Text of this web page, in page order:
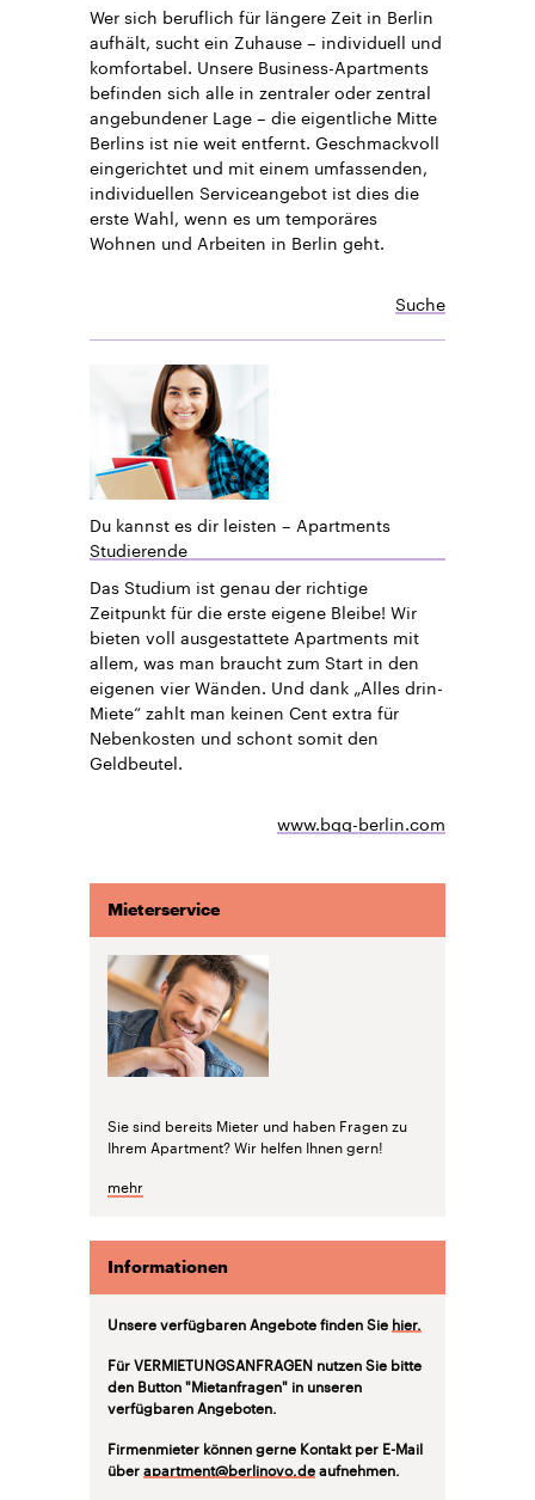
Wer sich beruflich für längere Zeit in Berlin
aufhält, sucht ein Zuhause – individuell und
komfortabel. Unsere Business-Apartments
befinden sich alle in zentraler oder zentral
angebundener Lage – die eigentliche Mitte
Berlins ist nie weit entfernt. Geschmackvoll
eingerichtet und mit einem umfassenden,
individuellen Serviceangebot ist dies die
erste Wahl, wenn es um temporäres
Wohnen und Arbeiten in Berlin geht.
Suche
Du kannst es dir leisten – Apartments
Studierende
Das Studium ist genau der richtige
Zeitpunkt für die erste eigene Bleibe! Wir
bieten voll ausgestattete Apartments mit
allem, was man braucht zum Start in den
eigenen vier Wänden. Und dank „Alles drin-
Miete“ zahlt man keinen Cent extra für
Nebenkosten und schont somit den
Geldbeutel.
www.bgg-berlin.com
Mieterservice
Sie sind bereits Mieter und haben Fragen zu
Ihrem Apartment? Wir helfen Ihnen gern!
mehr
Informationen
Unsere verfügbaren Angebote finden Sie hier.
Für VERMIETUNGSANFRAGEN nutzen Sie bitte
den Button "Mietanfragen" in unseren
verfügbaren Angeboten.
Firmenmieter können gerne Kontakt per E-Mail
überapartment@berlinovo.deaufnehmen.